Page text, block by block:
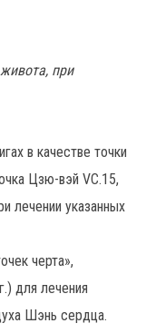
при
в качестве точки
Цзю-вэй VC.15,
лечении указанных
черта»,
для лечения
Шэнь сердца.